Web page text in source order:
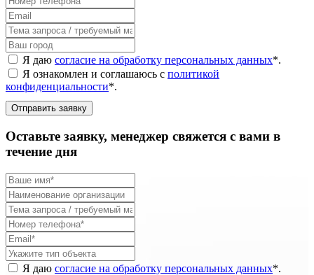
Я даю согласие на обработку персональных данных*.
Я ознакомлен и соглашаюсь с политикой
конфиденциальности*.
Отправить заявку
Оставьте заявку, менеджер свяжется с вами в
течение дня
Я даю согласие на обработку персональных данных*.